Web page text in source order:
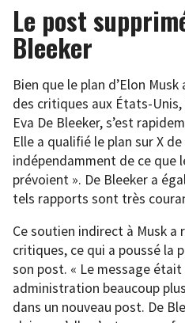
Le post
Bleeker
Bien que le plan d’Elon
des critiques aux États-Unis,
Eva De Bleeker, s’est
Elle a qualifié le plan sur X
indépendamment de ce que
prévoient ». De Bleeker a
tels rapports sont très
Ce soutien indirect à Musk a
critiques, ce qui a poussé la
son post. « Le message
administration beaucoup
dans un nouveau post. De